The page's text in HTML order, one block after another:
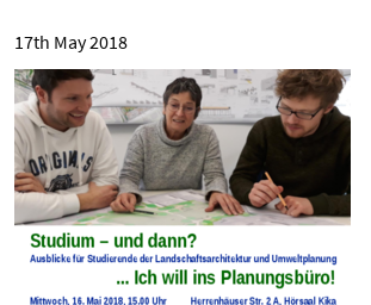
17th May 2018